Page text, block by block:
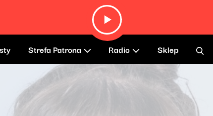
Strefa Patrona Radio Sklep